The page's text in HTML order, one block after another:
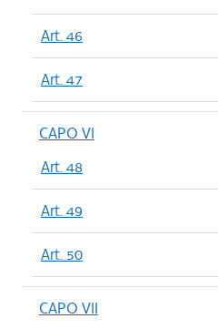
Art. 46
Art. 47
CAPO VI
Art. 48
Art. 49
Art. 50
CAPO VII